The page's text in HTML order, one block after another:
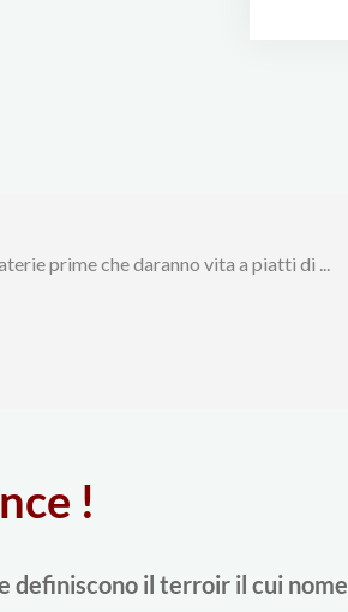
prime che daranno vita a piatti di ...
!
il terroir il cui